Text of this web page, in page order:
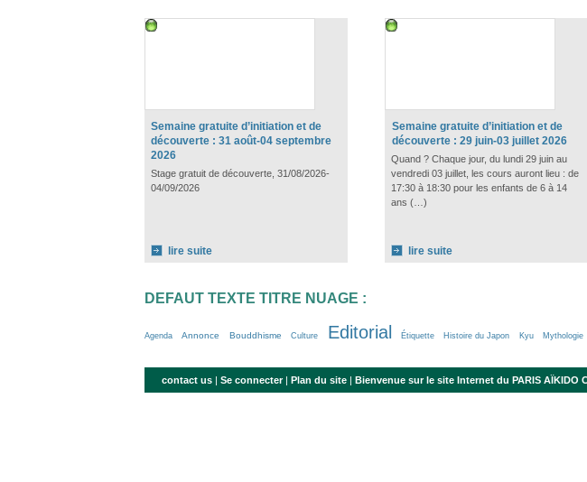
Semaine gratuite d’initiation et de
découverte : 31 août-04 septembre
2026
Stage gratuit de découverte, 31/08/2026-
04/09/2026
lire suite
Semaine gratuite d’initiation et de
découverte : 29 juin-03 juillet 2026
Quand ? Chaque jour, du lundi 29 juin au
vendredi 03 juillet, les cours auront lieu : de
17:30 à 18:30 pour les enfants de 6 à 14
ans (…)
lire suite
DEFAUT TEXTE TITRE NUAGE :
12/100
Agenda
34/100 Annonce
29/100 Bouddhisme
3/100 Culture
100/100 Editorial
21/100 Étiquette
16/100 Histoire du Japon
6/100 Kyu
6/100 Mythologie
13/100
18/100
30/100
contact us| Se connecter| Plan du site| Bienvenue sur le site Internet du PARIS AÏKIDO